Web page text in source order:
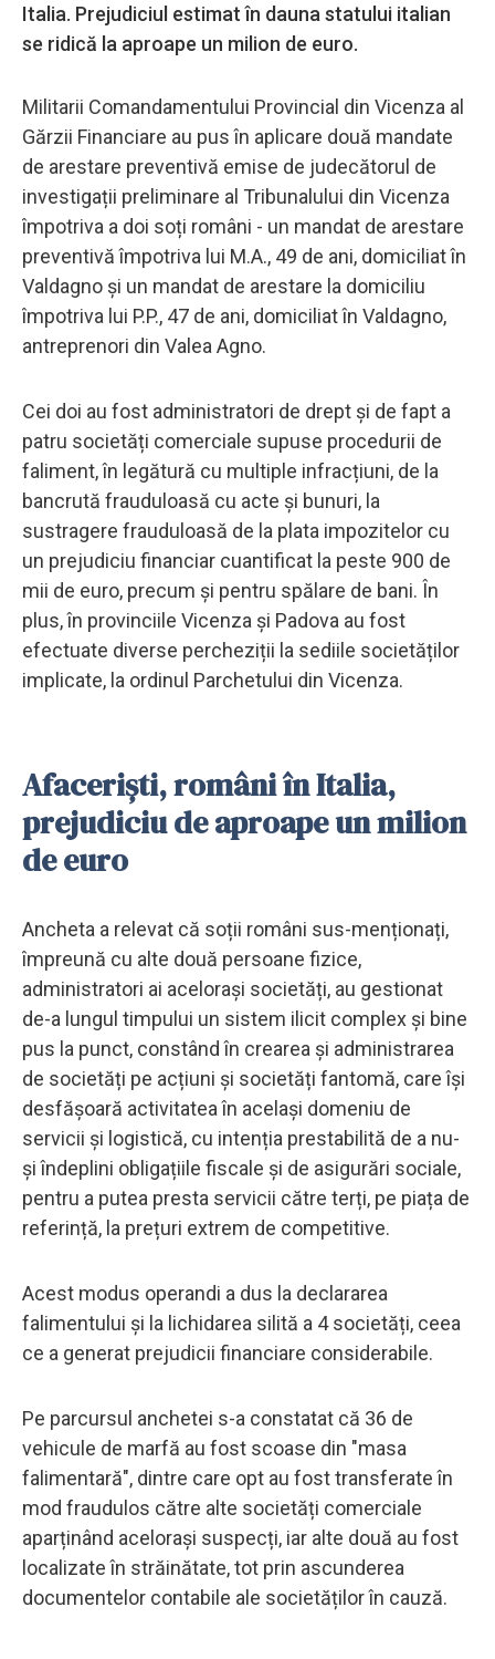
Italia. Prejudiciul estimat în dauna statului italian
se ridică la aproape un milion de euro.
Militarii Comandamentului Provincial din Vicenza al
Gărzii Financiare au pus în aplicare două mandate
de arestare preventivă emise de judecătorul de
investigații preliminare al Tribunalului din Vicenza
împotriva a doi soți români - un mandat de arestare
preventivă împotriva lui M.A., 49 de ani, domiciliat în
Valdagno și un mandat de arestare la domiciliu
împotriva lui P.P., 47 de ani, domiciliat în Valdagno,
antreprenori din Valea Agno.
Cei doi au fost administratori de drept și de fapt a
patru societăți comerciale supuse procedurii de
faliment, în legătură cu multiple infracțiuni, de la
bancrută frauduloasă cu acte și bunuri, la
sustragere frauduloasă de la plata impozitelor cu
un prejudiciu financiar cuantificat la peste 900 de
mii de euro, precum și pentru spălare de bani. În
plus, în provinciile Vicenza și Padova au fost
efectuate diverse percheziții la sediile societăților
implicate, la ordinul Parchetului din Vicenza.
Afaceriști, români în Italia,
prejudiciu de aproape un milion
de euro
Ancheta a relevat că soții români sus-menționați,
împreună cu alte două persoane fizice,
administratori ai acelorași societăți, au gestionat
de-a lungul timpului un sistem ilicit complex și bine
pus la punct, constând în crearea și administrarea
de societăți pe acțiuni și societăți fantomă, care își
desfășoară activitatea în același domeniu de
servicii și logistică, cu intenția prestabilită de a nu-
și îndeplini obligațiile fiscale și de asigurări sociale,
pentru a putea presta servicii către terți, pe piața de
referință, la prețuri extrem de competitive.
Acest modus operandi a dus la declararea
falimentului și la lichidarea silită a 4 societăți, ceea
ce a generat prejudicii financiare considerabile.
Pe parcursul anchetei s-a constatat că 36 de
vehicule de marfă au fost scoase din "masa
falimentară", dintre care opt au fost transferate în
mod fraudulos către alte societăți comerciale
aparținând acelorași suspecți, iar alte două au fost
localizate în străinătate, tot prin ascunderea
documentelor contabile ale societăților în cauză.